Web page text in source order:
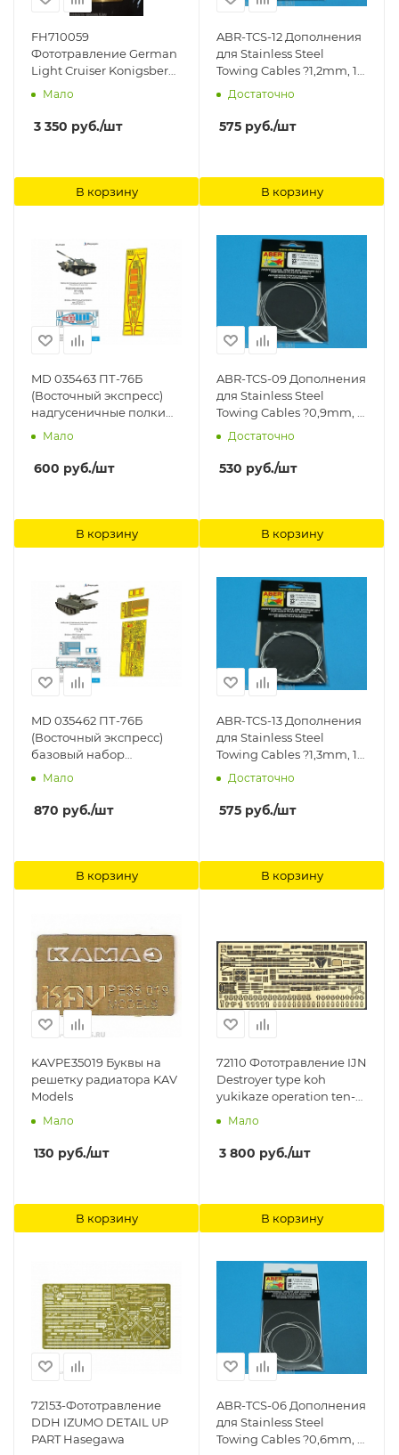
FH710059
Фототравление German
Light Cruiser Konigsberg
1940 PE Sheets (For
Мало
3 350 руб./шт
В корзину
ABR-TCS-12 Дополнения
для Stainless Steel
Towing Cables ?1,2mm, 1
m long для ABER
Достаточно
575 руб./шт
В корзину
MD 035463 ПТ-76Б
(Восточный экспресс)
надгусеничные полки
Микродизайн
Мало
600 руб./шт
В корзину
ABR-TCS-09 Дополнения
для Stainless Steel
Towing Cables ?0,9mm, 1
m long для ABER
Достаточно
530 руб./шт
В корзину
MD 035462 ПТ-76Б
(Восточный экспресс)
базовый набор
Микродизайн
Мало
870 руб./шт
В корзину
ABR-TCS-13 Дополнения
для Stainless Steel
Towing Cables ?1,3mm, 1
m long для ABER
Достаточно
575 руб./шт
В корзину
KAVPE35019 Буквы на
решетку радиатора KAV
Models
Мало
130 руб./шт
В корзину
72110 Фототравление IJN
Destroyer type koh
yukikaze operation ten-
go 1945 Hasegawa
Мало
3 800 руб./шт
В корзину
72153-Фототравление
DDH IZUMO DETAIL UP
PART Hasegawa
ABR-TCS-06 Дополнения
для Stainless Steel
Towing Cables ?0,6mm, 1